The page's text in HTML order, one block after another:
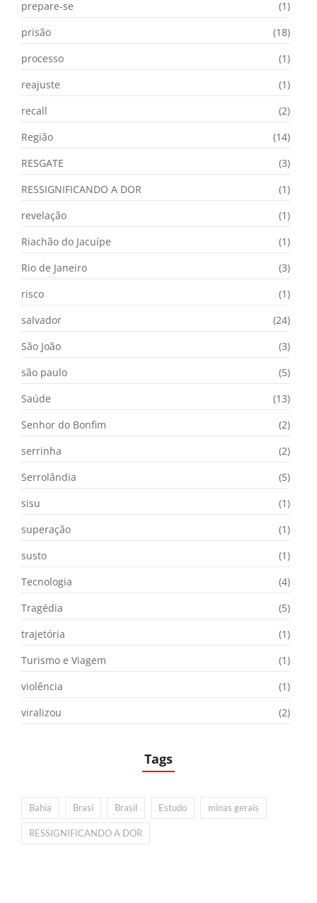
prepare-se
(1)
prisão
(18)
processo
(1)
reajuste
(1)
recall
(2)
Região
(14)
RESGATE
(3)
RESSIGNIFICANDO A DOR
(1)
revelação
(1)
Riachão do Jacuípe
(1)
Rio de Janeiro
(3)
risco
(1)
salvador
(24)
São João
(3)
são paulo
(5)
Saúde
(13)
Senhor do Bonfim
(2)
serrinha
(2)
Serrolândia
(5)
sisu
(1)
superação
(1)
susto
(1)
Tecnologia
(4)
Tragédia
(5)
trajetória
(1)
Turismo e Viagem
(1)
violência
(1)
viralizou
(2)
Tags
Bahia Brasi Brasil Estudo minas gerais
RESSIGNIFICANDO A DOR